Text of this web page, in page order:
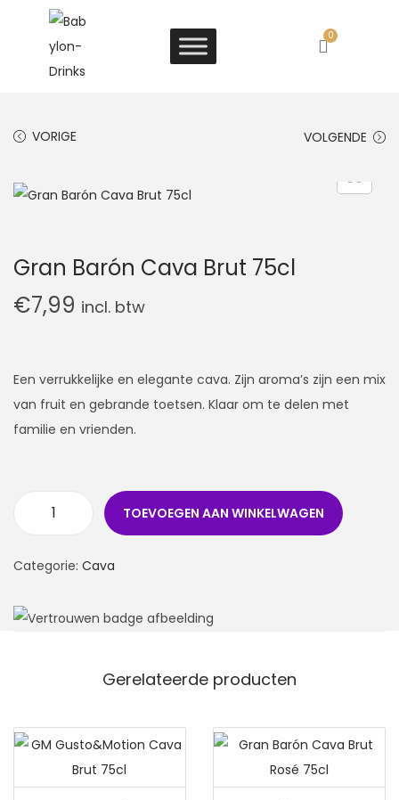
0
VORIGE VOLGENDE
Gran Barón Cava Brut 75cl
€7,99 incl. btw
Een verrukkelijke en elegante cava. Zijn aroma’s zijn een mix
van fruit en gebrande toetsen. Klaar om te delen met
familie en vrienden.
TOEVOEGEN AAN WINKELWAGEN
Categorie: Cava
Gerelateerde producten